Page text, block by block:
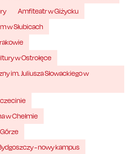
Amfiteatr w Giżycku
w Słubicach
w Ostrołęce
im. Juliusza Słowackiego w
w Chełmie
- nowy kampus